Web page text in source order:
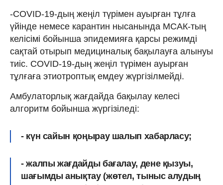
-COVID-19-дың жеңіл түрімен ауырған тұлға
үйінде немесе карантин нысанында МСАК-тың
келісімі бойынша эпидемияға қарсы режимді
сақтай отырып медициналық бақылауға алынуы
тиіс. COVID-19-дың жеңіл түрімен ауырған
тұлғаға этиотроптық емдеу жүргізілмейді.
Амбулаторлық жағдайда бақылау келесі
алгоритм бойынша жүргізіледі:
- күн сайын қоңырау шалып хабарласу;
- жалпы жағдайды бағалау, дене қызуы,
шағымды анықтау (жөтел, тыныс алудың